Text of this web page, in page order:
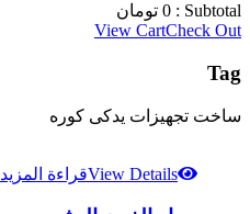
Subtotal :
0 تومان
View CartCheck Out
Tag
ساخت تجهیزات یدکی کوره
View Detailsقراءة المزيد